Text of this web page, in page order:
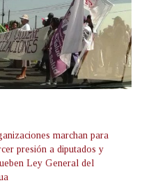
marchan para
presión a diputados y
Ley General del